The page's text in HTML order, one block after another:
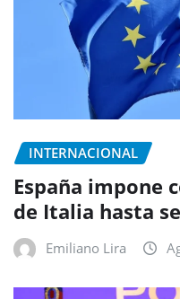
INTERNACIONAL
España impone
de Italia hasta
Emiliano Lira